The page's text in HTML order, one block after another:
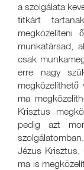
a szolgálata
titkárt
munkatársad,
csak
erre nagy
ma
Krisztus
pedig azt
Jézus
ma is